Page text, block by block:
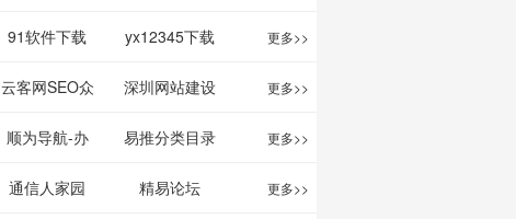
务。你可以记
录想看、在看
和看过的电影
电视剧，顺便
91软件下载 yx12345下载
站
更多>>
云客网SEO众
包服务平台
深圳网站建设 更多>>
顺为导航-办
公运营工具导
易推分类目录
网
更多>>
通信人家园 精易论坛 更多>>